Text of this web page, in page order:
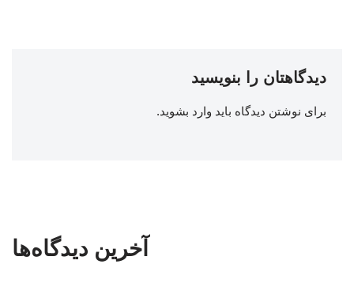
دیدگاهتان را بنویسید
برای نوشتن دیدگاه باید وارد بشوید.
آخرین دیدگاه‌ها